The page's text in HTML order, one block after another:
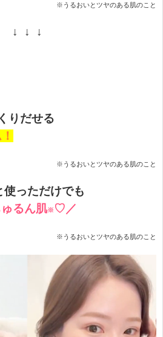
※うるおいとツヤのある肌のこと
↓ ↓ ↓
りだせる
※うるおいとツヤのある肌のこと
使っただけでも
るん肌※ ♡／
※うるおいとツヤのある肌のこと